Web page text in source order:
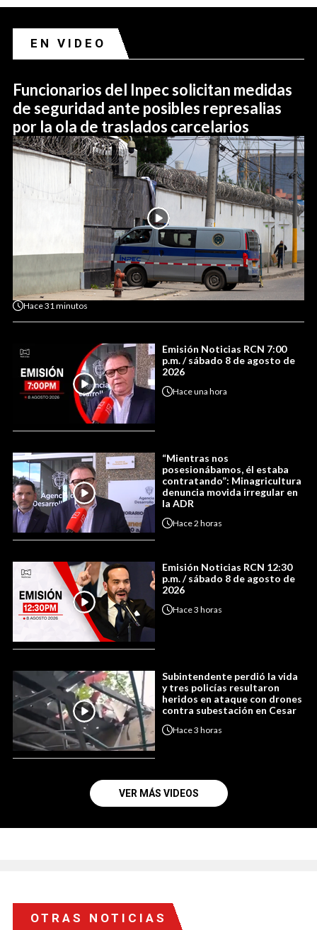
EN VIDEO
Funcionarios del Inpec solicitan medidas
de seguridad ante posibles represalias
por la ola de traslados carcelarios
Hace31 minutos
Emisión Noticias RCN 7:00
p.m. / sábado 8 de agosto de
2026
Haceuna hora
“Mientras nos
posesionábamos, él estaba
contratando”: Minagricultura
denuncia movida irregular en
la ADR
Hace2 horas
Emisión Noticias RCN 12:30
p.m. / sábado 8 de agosto de
2026
Hace3 horas
Subintendente perdió la vida
y tres policías resultaron
heridos en ataque con drones
contra subestación en Cesar
Hace3 horas
VER MÁS VIDEOS
OTRAS NOTICIAS